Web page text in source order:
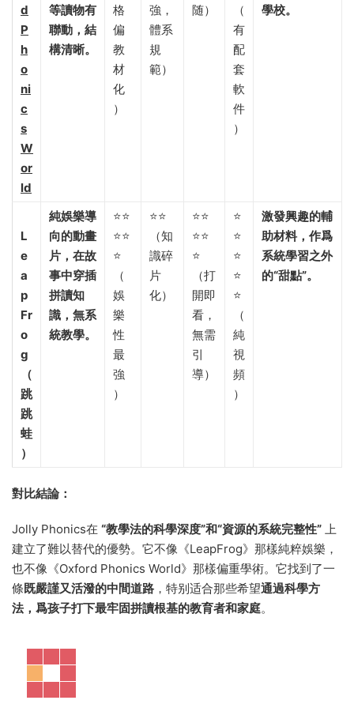
d
P
h
o
ni
c
s
W
or
ld
等讀物有
聯動，結
構清晰。​
格
偏
教
材
化
）
強，
體系
規
範）
随）
（
有
配
套
軟
件
）
學校。​
L
e
a
p
Fr
o
g
（
跳
跳
蛙
）​
純娛樂導
向的動畫
片，在故
事中穿插
拼讀知
識，無系
統教學。​
⭐⭐
⭐⭐
⭐
（
娛
樂
性
最
強
）
⭐⭐
（知
識碎
片
化）
⭐⭐
⭐⭐
⭐
（打
開即
看，
無需
引
導）
⭐
⭐
⭐
⭐
⭐
（
純
視
頻
）
激發興趣的輔
助材料，作爲
系統學習之外
的“甜點”。​
對比結論：​
Jolly Phonics在 ​ ​“教學法的科學深度”和“資源的系統完整性”​ ​ 上
建立了難以替代的優勢。它不像《LeapFrog》那樣純粹娛樂，
也不像《Oxford Phonics World》那樣偏重學術。它找到了一
條既嚴謹又活潑的中間道路 ，特别适合那些希望通過科學方
法，爲孩子打下最牢固拼讀根基的教育者和家庭。